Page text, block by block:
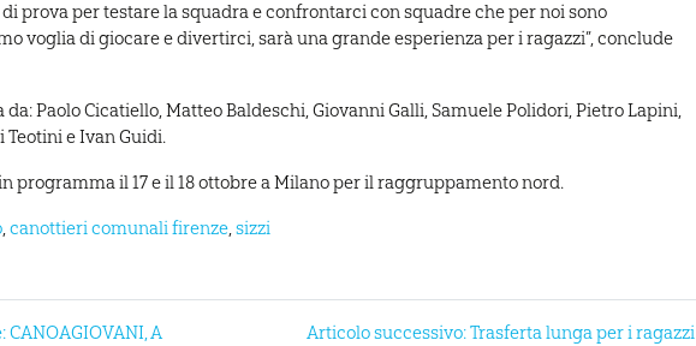
prova per testare la squadra e confrontarci con squadre che per noi sono
voglia di giocare e divertirci, sarà una grande esperienza per i ragazzi”, conclude
Paolo Cicatiello, Matteo Baldeschi, Giovanni Galli, Samuele Polidori, Pietro Lapini,
e Ivan Guidi.
programma il 17 e il 18 ottobre a Milano per il raggruppamento nord.
,canottieri comunali firenze,sizzi
A
Articolo successivo: Trasferta lunga per i ragazzi